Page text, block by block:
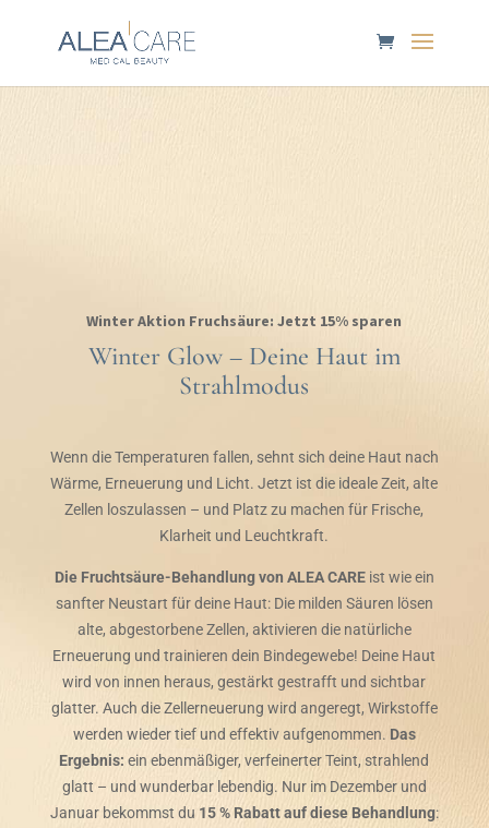
Winter Aktion Fruchsäure: Jetzt 15% sparen
Winter Glow – Deine Haut im
Strahlmodus
Wenn die Temperaturen fallen, sehnt sich deine Haut nach
Wärme, Erneuerung und Licht. Jetzt ist die ideale Zeit, alte
Zellen loszulassen – und Platz zu machen für Frische,
Klarheit und Leuchtkraft.
Die Fruchtsäure-Behandlung von ALEA CAREist wie ein
sanfter Neustart für deine Haut: Die milden Säuren lösen
alte, abgestorbene Zellen, aktivieren die natürliche
Erneuerung und trainieren dein Bindegewebe! Deine Haut
wird von innen heraus, gestärkt gestrafft und sichtbar
glatter. Auch die Zellerneuerung wird angeregt, Wirkstoffe
werden wieder tief und effektiv aufgenommen. Das
Ergebnis: ein ebenmäßiger, verfeinerter Teint, strahlend
glatt – und wunderbar lebendig. Nur im Dezember und
Januar bekommst du 15 % Rabatt auf diese Behandlung: